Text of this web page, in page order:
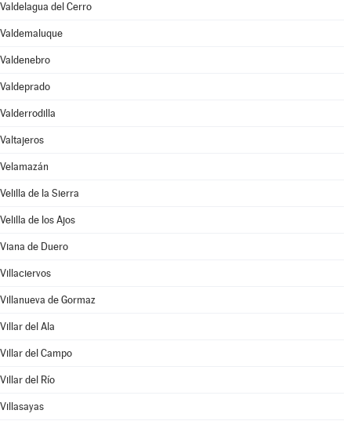
Valdelagua del Cerro
Valdemaluque
Valdenebro
Valdeprado
Valderrodilla
Valtajeros
Velamazán
Velilla de la Sierra
Velilla de los Ajos
Viana de Duero
Villaciervos
Villanueva de Gormaz
Villar del Ala
Villar del Campo
Villar del Río
Villasayas